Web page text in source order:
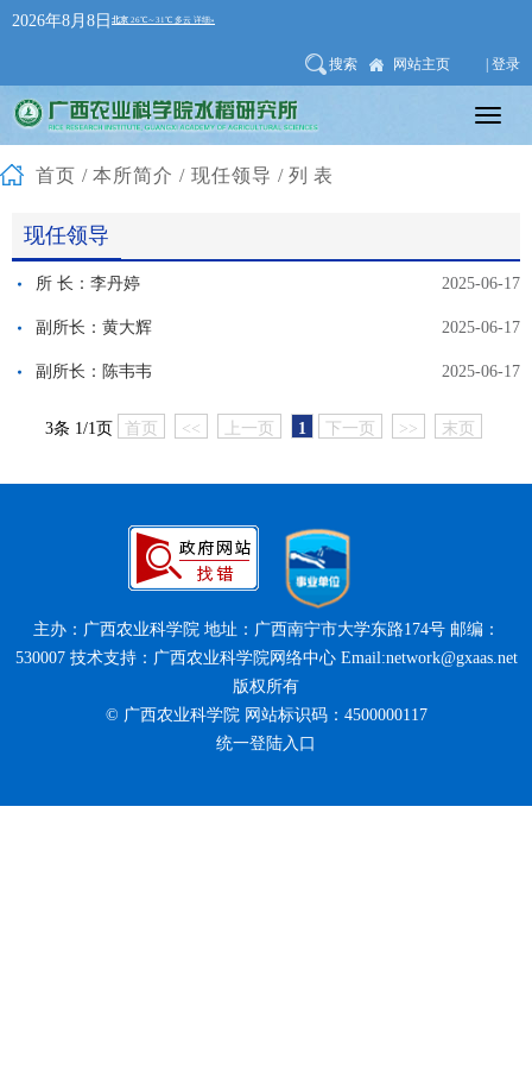
2026年8月8日
搜索 网站主页 | 登录
首页 / 本所简介 / 现任领导 /列表
现任领导
2025-06-17
所 长：李丹婷
2025-06-17
副所长：黄大辉
2025-06-17
副所长：陈韦韦
3条 1/1页 首页 << 上一页 1 下一页 >> 末页
主办：广西农业科学院 地址：广西南宁市大学东路174号 邮编：
530007 技术支持：广西农业科学院网络中心 Email:network@gxaas.net
版权所有
© 广西农业科学院 网站标识码：4500000117
统一登陆入口